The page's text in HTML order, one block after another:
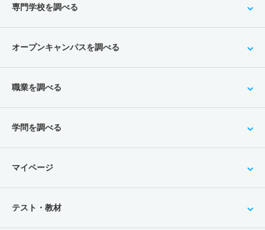
専門学校を調べる
オープンキャンパスを調べる
職業を調べる
学問を調べる
マイページ
テスト・教材